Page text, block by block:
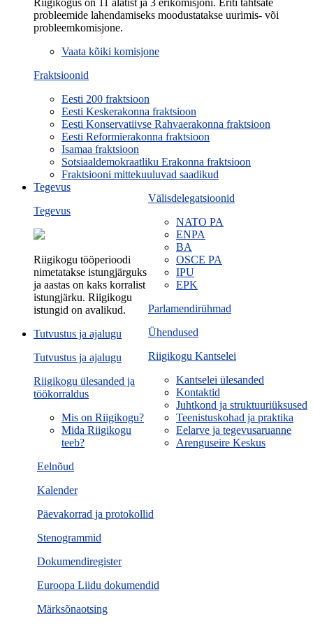
Riigikogus on 11 alatist ja 3 erikomisjoni. Eriti tähtsate
probleemide lahendamiseks moodustatakse uurimis- või
probleemkomisjone.
Vaata kõiki komisjone
Fraktsioonid
Eesti 200 fraktsioon
Eesti Keskerakonna fraktsioon
Eesti Konservatiivse Rahvaerakonna fraktsioon
Eesti Reformierakonna fraktsioon
Isamaa fraktsioon
Sotsiaaldemokraatliku Erakonna fraktsioon
Fraktsiooni mittekuuluvad saadikud
Välisdelegatsioonid
NATO PA
ENPA
BA
OSCE PA
IPU
EPK
Parlamendirühmad
Ühendused
Riigikogu Kantselei
Kantselei ülesanded
Kontaktid
Juhtkond ja struktuuriüksused
Teenistuskohad ja praktika
Eelarve ja tegevusaruanne
Arenguseire Keskus
Tegevus
Tegevus
Riigikogu tööperioodi
nimetatakse istungjärguks
ja aastas on kaks korralist
istungjärku. Riigikogu
istungid on avalikud.
Eelnõud
Kalender
Päevakorrad ja protokollid
Stenogrammid
Dokumendiregister
Euroopa Liidu dokumendid
Märksõnaotsing
Tutvustus ja ajalugu
Tutvustus ja ajalugu
Riigikogu ülesanded ja
töökorraldus
Mis on Riigikogu?
Mida Riigikogu
teeb?